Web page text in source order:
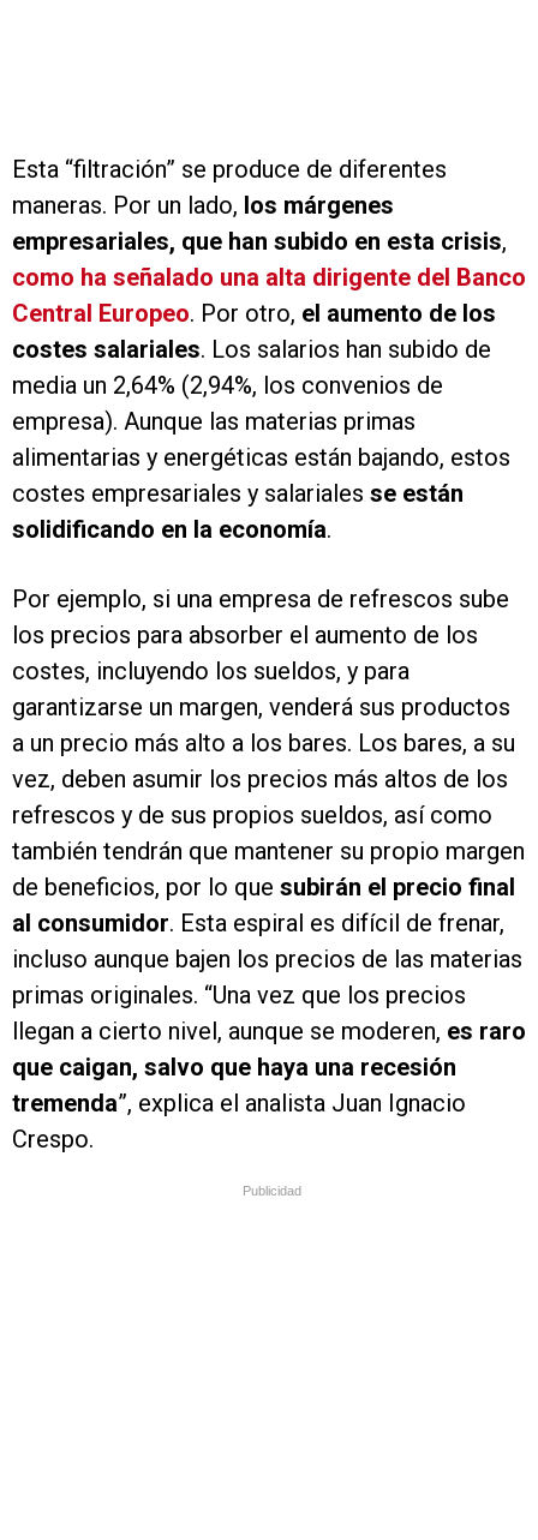
Esta “filtración” se produce de diferentes
maneras. Por un lado, los márgenes
empresariales, que han subido en esta crisis,
como ha señalado una alta dirigente del Banco
Central Europeo. Por otro, el aumento de los
costes salariales. Los salarios han subido de
media un 2,64% (2,94%, los convenios de
empresa). Aunque las materias primas
alimentarias y energéticas están bajando, estos
costes empresariales y salariales se están
solidificando en la economía.
Por ejemplo, si una empresa de refrescos sube
los precios para absorber el aumento de los
costes, incluyendo los sueldos, y para
garantizarse un margen, venderá sus productos
a un precio más alto a los bares. Los bares, a su
vez, deben asumir los precios más altos de los
refrescos y de sus propios sueldos, así como
también tendrán que mantener su propio margen
de beneficios, por lo que subirán el precio final
al consumidor. Esta espiral es difícil de frenar,
incluso aunque bajen los precios de las materias
primas originales. “Una vez que los precios
llegan a cierto nivel, aunque se moderen, es raro
que caigan, salvo que haya una recesión
tremenda”, explica el analista Juan Ignacio
Crespo.
Publicidad